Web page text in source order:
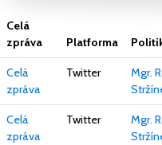
Celá
zpráva
Platforma
Celá
zpráva
Twitter
Mgr.
Celá
zpráva
Twitter
Mgr.